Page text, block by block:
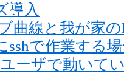
導入
曲線と我が家
sshで作業する
ーザで動いて